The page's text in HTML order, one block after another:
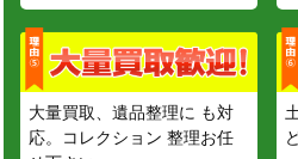
大量買取、遺品整理に も対
応。コレクション 整理お任